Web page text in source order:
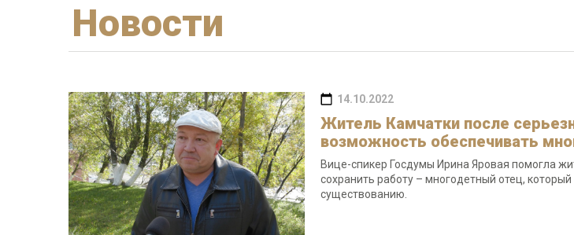
Новости
14.10.2022
Житель Камчатки после
возможность обеспечивать
Вице-спикер Госдумы Ирина Яровая помогла
сохранить работу – многодетный отец,
существованию.